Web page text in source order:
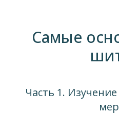
Самые
Часть 1.